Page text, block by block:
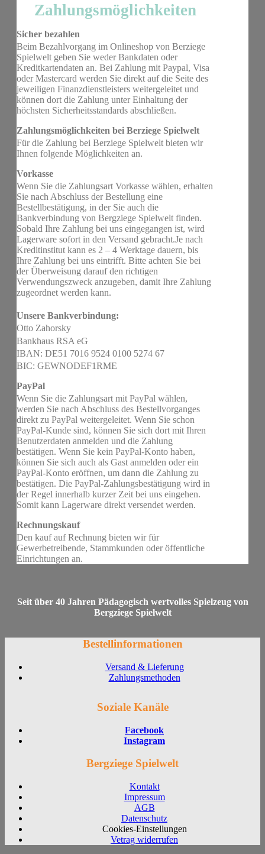
Zahlungsmöglichkeiten
Sicher bezahlen
Beim Bezahlvorgang im Onlineshop von Berziege
Spielwelt geben Sie weder Bankdaten oder
Kreditkartendaten an. Bei Zahlung mit Paypal, Visa
oder Mastercard werden Sie direkt auf die Seite des
jeweiligen Finanzdienstleisters weitergeleitet und
können dort die Zahlung unter Einhaltung der
höchsten Sicherheitsstandards abschließen.
Zahlungsmöglichkeiten bei Berziege Spielwelt
Für die Zahlung bei Berziege Spielwelt bieten wir
Ihnen folgende Möglichkeiten an.
Vorkasse
Wenn Sie die Zahlungsart Vorkasse wählen, erhalten
Sie nach Abschluss der Bestellung eine
Bestellbestätigung, in der Sie auch die
Bankverbindung von Bergziege Spielwelt finden.
Sobald Ihre Zahlung bei uns eingegangen ist, wird
Lagerware sofort in den Versand gebracht.Je nach
Kreditinstitut kann es 2 – 4 Werktage dauern, bis
Ihre Zahlung bei uns eintrifft. Bitte achten Sie bei
der Überweisung darauf den richtigen
Verwendungszweck anzugeben, damit Ihre Zahlung
zugeordnet werden kann.
Unsere Bankverbindung:
Otto Zahorsky
Bankhaus RSA eG
IBAN: DE51 7016 9524 0100 5274 67
BIC: GEWNODEF1RME
PayPal
Wenn Sie die Zahlungsart mit PayPal wählen,
werden Sie nach Abschluss des Bestellvorganges
direkt zu PayPal weitergeleitet. Wenn Sie schon
PayPal-Kunde sind, können Sie sich dort mit Ihren
Benutzerdaten anmelden und die Zahlung
bestätigen. Wenn Sie kein PayPal-Konto haben,
können Sie sich auch als Gast anmelden oder ein
PayPal-Konto eröffnen, um dann die Zahlung zu
bestätigen. Die PayPal-Zahlungsbestätigung wird in
der Regel innerhalb kurzer Zeit bei uns eingehen.
Somit kann Lagerware direkt versendet werden.
Rechnungskauf
Den kauf auf Rechnung bieten wir für
Gewerbetreibende, Stammkunden oder öffentliche
Einrichtungen an.
Seit über 40 Jahren Pädagogisch wertvolles Spielzeug von
Bergziege Spielwelt
Bestellinformationen
Versand & Lieferung
Zahlungsmethoden
Soziale Kanäle
Facebook
Instagram
Bergziege Spielwelt
Kontakt
Impressum
AGB
Datenschutz
Cookies-Einstellungen
Vetrag widerrufen